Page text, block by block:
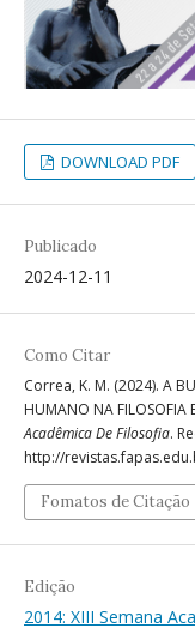
DOWNLOAD PDF
Publicado
2024-12-11
Como Citar
Correa, K. M. (2024). A
HUMANO NA FILOSOFIA
Acadêmica De Filosofia.
http://
Fomatos de Citação
Edição
2014: XIII Semana